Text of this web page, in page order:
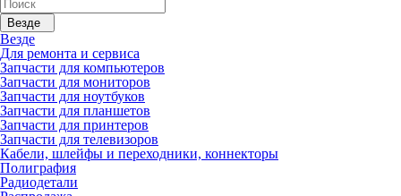
Везде
Везде
Для ремонта и сервиса
Запчасти для компьютеров
Запчасти для мониторов
Запчасти для ноутбуков
Запчасти для планшетов
Запчасти для принтеров
Запчасти для телевизоров
Кабели, шлейфы и переходники, коннекторы
Полиграфия
Радиодетали